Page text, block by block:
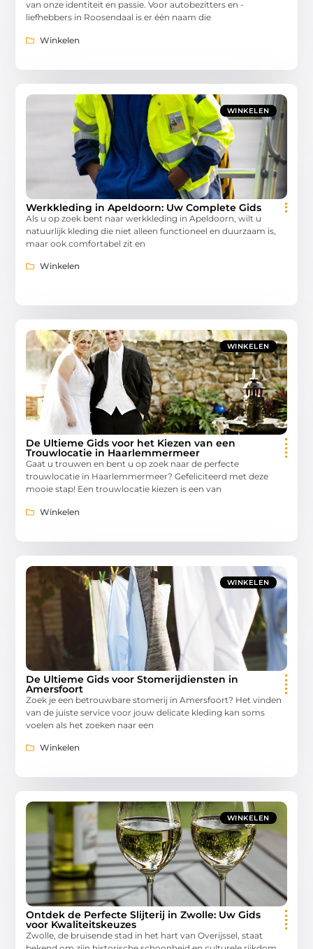
van onze identiteit en passie. Voor autobezitters en -
liefhebbers in Roosendaal is er één naam die
Winkelen
WINKELEN
Werkkleding in Apeldoorn: Uw Complete Gids
Als u op zoek bent naar werkkleding in Apeldoorn, wilt u
natuurlijk kleding die niet alleen functioneel en duurzaam is,
maar ook comfortabel zit en
Winkelen
WINKELEN
De Ultieme Gids voor het Kiezen van een
Trouwlocatie in Haarlemmermeer
Gaat u trouwen en bent u op zoek naar de perfecte
trouwlocatie in Haarlemmermeer? Gefeliciteerd met deze
mooie stap! Een trouwlocatie kiezen is een van
Winkelen
WINKELEN
De Ultieme Gids voor Stomerijdiensten in
Amersfoort
Zoek je een betrouwbare stomerij in Amersfoort? Het vinden
van de juiste service voor jouw delicate kleding kan soms
voelen als het zoeken naar een
Winkelen
WINKELEN
Ontdek de Perfecte Slijterij in Zwolle: Uw Gids
voor Kwaliteitskeuzes
Zwolle, de bruisende stad in het hart van Overijssel, staat